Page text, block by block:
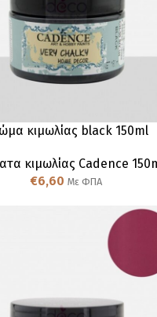
κιμωλίας black 150ml
κιμωλίας Cadence
€6,60 Με ΦΠΑ